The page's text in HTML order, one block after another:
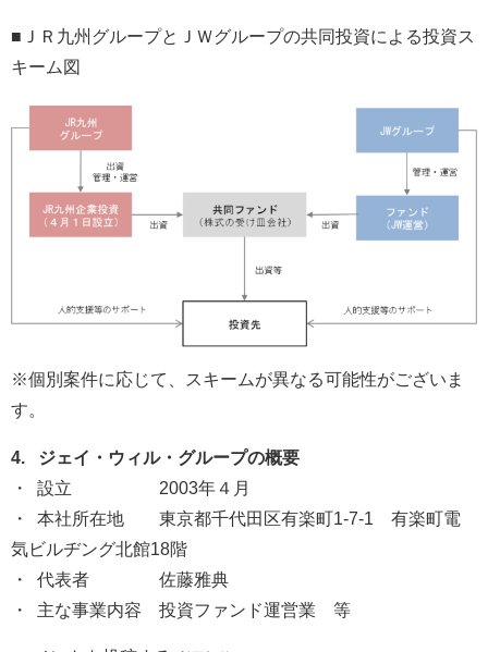
■ＪＲ九州グループとＪＷグループの共同投資による投資ス
キーム図
※個別案件に応じて、スキームが異なる可能性がございま
す。
4. ジェイ・ウィル・グループの概要
・ 設立 2003年４月
・ 本社所在地 東京都千代田区有楽町1-7-1 有楽町電
気ビルヂング北館18階
・ 代表者 佐藤雅典
・ 主な事業内容 投資ファンド運営業 等